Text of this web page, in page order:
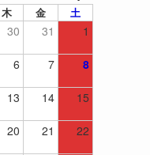
木 金 土
30 31 1
6 7 8
13 14 15
20 21 22